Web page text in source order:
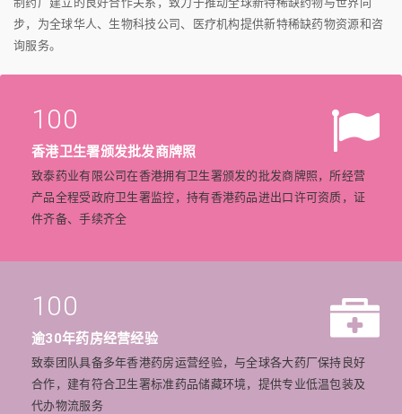
步，为全球华人、生物科技公司、医疗机构提供新特稀缺药物资源和咨
询服务。
100
香港卫生署颁发批发商牌照
致泰药业有限公司在香港拥有卫生署颁发的批发商牌照，所经营
产品全程受政府卫生署监控，持有香港药品进出口许可资质，证
件齐备、手续齐全
100
逾30年药房经营经验
致泰团队具备多年香港药房运营经验，与全球各大药厂保持良好
合作，建有符合卫生署标准药品储藏环境，提供专业低温包装及
代办物流服务